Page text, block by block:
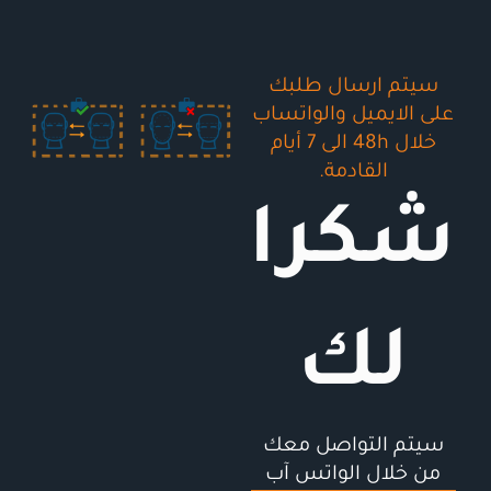
سيتم ارسال طلبك
على الايميل والواتساب
خلال 48h الى 7 أيام
القادمة.
شكرا
لك
سيتم التواصل معك
من خلال الواتس آب